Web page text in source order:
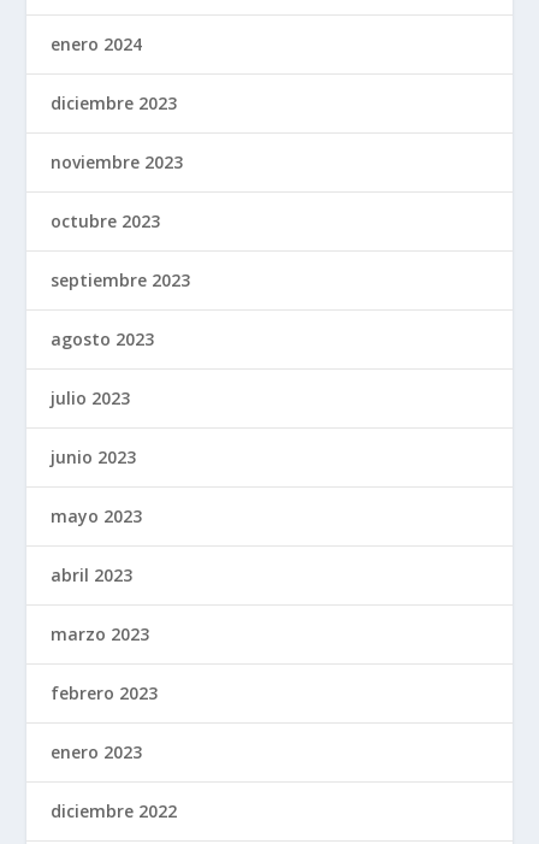
enero 2024
diciembre 2023
noviembre 2023
octubre 2023
septiembre 2023
agosto 2023
julio 2023
junio 2023
mayo 2023
abril 2023
marzo 2023
febrero 2023
enero 2023
diciembre 2022